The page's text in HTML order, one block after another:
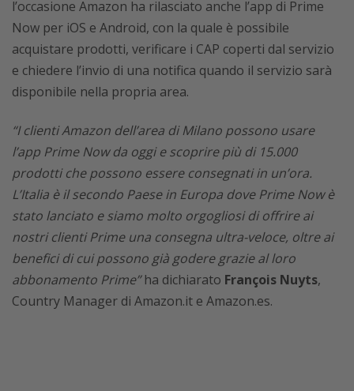
l’occasione Amazon ha rilasciato anche l’app di Prime
Now per iOS e Android, con la quale è possibile
acquistare prodotti, verificare i CAP coperti dal servizio
e chiedere l’invio di una notifica quando il servizio sarà
disponibile nella propria area.
“I clienti Amazon dell’area di Milano possono usare
l’app Prime Now da oggi e scoprire più di 15.000
prodotti che possono essere consegnati in un’ora.
L’Italia è il secondo Paese in Europa dove Prime Now è
stato lanciato e siamo molto orgogliosi di offrire ai
nostri clienti Prime una consegna ultra-veloce, oltre ai
benefici di cui possono già godere grazie al loro
abbonamento Prime”ha dichiarato François Nuyts,
Country Manager di Amazon.it e Amazon.es.